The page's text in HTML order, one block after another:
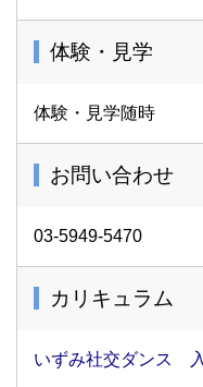
体験・見学
体験・見学随時
お問い合わせ
03-5949-5470
カリキュラム
いずみ社交ダンス